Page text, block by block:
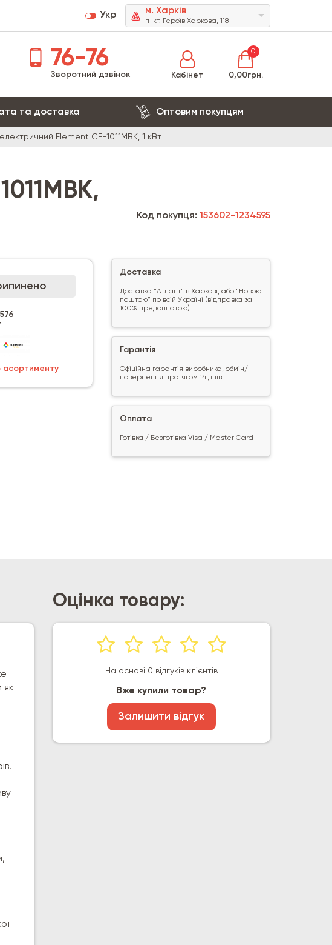
Укр м. Харків
п-кт. Героїв Харкова, 118
76-76
Зворотний дзвінок Кабінет
0
0,00грн.
та доставка Оптовим покупцям
Element CE-1011MBK, 1 кВт
Код покупця: 153602-1234595
Доставка
Доставка "Атлант" в Харкові, або "Новою
поштою" по всій Україні (відправка за
100% предоплатою).
Гарантія
Офіційна гарантія виробника, обмін/
повернення протягом 14 днів.
Оплата
Готівка / Безготівка Visa / Master Card
як
Оцінка товару:
На основі 0 відгуків клієнтів
Вже купили товар?
Залишити відгук